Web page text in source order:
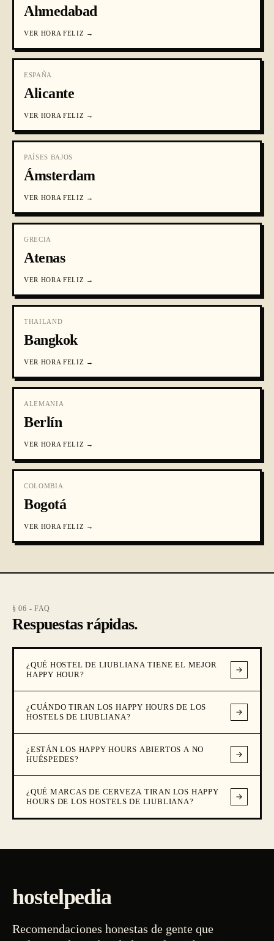
Ahmedabad
VER HORA FELIZ →
ESPAÑA
Alicante
VER HORA FELIZ →
PAÍSES BAJOS
Ámsterdam
VER HORA FELIZ →
GRECIA
Atenas
VER HORA FELIZ →
THAILAND
Bangkok
VER HORA FELIZ →
ALEMANIA
Berlín
VER HORA FELIZ →
COLOMBIA
Bogotá
VER HORA FELIZ →
§ 06 - FAQ
Respuestas rápidas.
¿QUÉ HOSTEL DE LIUBLIANA TIENE EL MEJOR
HAPPY HOUR?
¿CUÁNDO TIRAN LOS HAPPY HOURS DE LOS
HOSTELS DE LIUBLIANA?
¿ESTÁN LOS HAPPY HOURS ABIERTOS A NO
HUÉSPEDES?
¿QUÉ MARCAS DE CERVEZA TIRAN LOS HAPPY
HOURS DE LOS HOSTELS DE LIUBLIANA?
hostelpedia
Recomendaciones honestas de gente que